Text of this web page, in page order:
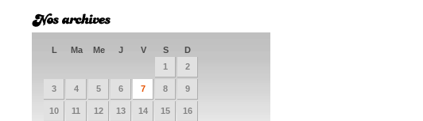
L Ma Me J V S
D
1
2
3 4 5 6 7 8 9
10 11 12 13 14 15 16